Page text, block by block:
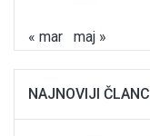
« mar maj »
NAJNOVIJI